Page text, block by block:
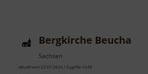
Bergkirche Beucha
Sachsen
aktuell vom 23.07.2024 / Zugriffe: 4348